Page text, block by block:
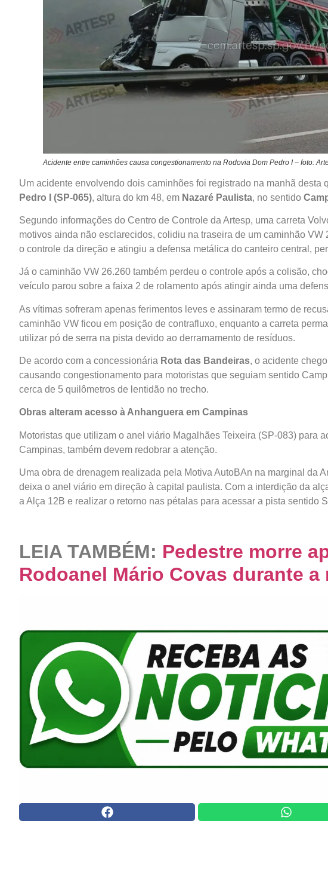
Acidente entre caminhões causa congestionamento na Rodovia Dom Pedro I – foto:
Um acidente envolvendo dois caminhões foi registrado na manhã desta
Pedro I (SP-065), altura do km 48, em Nazaré Paulista, no sentido
Segundo informações do Centro de Controle da Artesp, uma carreta
motivos ainda não esclarecidos, colidiu na traseira de um caminhão
o controle da direção e atingiu a defensa metálica do canteiro central,
Já o caminhão VW 26.260 também perdeu o controle após a colisão,
veículo parou sobre a faixa 2 de rolamento após atingir ainda uma
As vítimas sofreram apenas ferimentos leves e assinaram termo de
caminhão VW ficou em posição de contrafluxo, enquanto a carreta
utilizar pó de serra na pista devido ao derramamento de resíduos.
De acordo com a concessionária Rota das Bandeiras, o acidente
causando congestionamento para motoristas que seguiam sentido
cerca de 5 quilômetros de lentidão no trecho.
Obras alteram acesso à Anhanguera em Campinas
Motoristas que utilizam o anel viário Magalhães Teixeira (SP-083) para
Campinas, também devem redobrar a atenção.
Uma obra de drenagem realizada pela Motiva AutoBAn na marginal da
deixa o anel viário em direção à capital paulista. Com a interdição da
a Alça 12B e realizar o retorno nas pétalas para acessar a pista sentido
LEIA TAMBÉM: Pedestre morre
Rodoanel Mário Covas durante a